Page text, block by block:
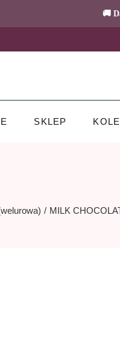
🚚
SKLEP
MILK